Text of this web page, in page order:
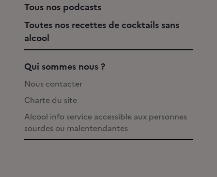
Tous nos podcasts
Toutes nos recettes de cocktails sans
alcool
Qui sommes nous ?
Nous contacter
Charte du site
Alcool info service accessible aux personnes
sourdes ou malentendantes